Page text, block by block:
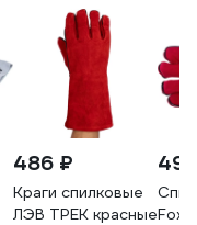
486 ₽
Краги спилковые
ЛЭВ ТРЕК красные